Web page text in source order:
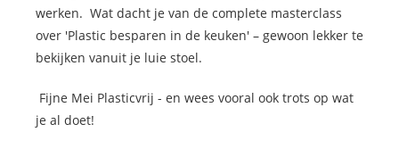
werken. Wat dacht je van de complete masterclass
over 'Plastic besparen in de keuken' – gewoon lekker te
bekijken vanuit je luie stoel.
Fijne Mei Plasticvrij - en wees vooral ook trots op wat
je al doet!